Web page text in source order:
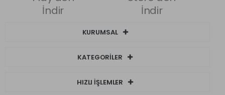
KURUMSAL
KATEGORİLER
HIZLI İŞLEMLER